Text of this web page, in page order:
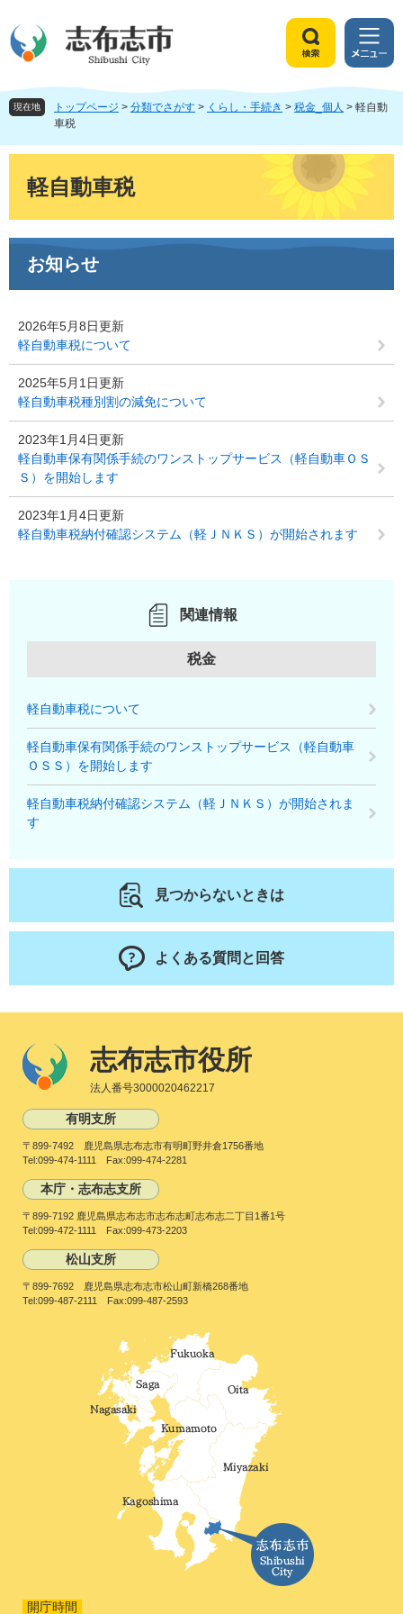
ジ
頭
ュ
飛
へ
索
メ
ニ
ュ
ー
現在地 トップページ > 分類でさがす > くらし・手続き > 税金_個人 > 軽自動
車税
軽自動車税
お知らせ
2026年5月8日更新
軽自動車税について
2025年5月1日更新
軽自動車税種別割の減免について
2023年1月4日更新
軽自動車保有関係手続のワンストップサービス（軽自動車ＯＳ
Ｓ）を開始します
2023年1月4日更新
軽自動車税納付確認システム（軽ＪＮＫＳ）が開始されます
関連情報
税金
軽自動車税について
軽自動車保有関係手続のワンストップサービス（軽自動車
ＯＳＳ）を開始します
軽自動車税納付確認システム（軽ＪＮＫＳ）が開始されま
す
見つからないときは
よくある質問と回答
志布志市役所
法人番号3000020462217
有明支所
〒899-7492 鹿児島県志布志市有明町野井倉1756番地
Tel:099-474-1111 Fax:099-474-2281
本庁・志布志支所
〒899-7192 鹿児島県志布志市志布志町志布志二丁目1番1号
Tel:099-472-1111 Fax:099-473-2203
松山支所
〒899-7692 鹿児島県志布志市松山町新橋268番地
Tel:099-487-2111 Fax:099-487-2593
開庁時間